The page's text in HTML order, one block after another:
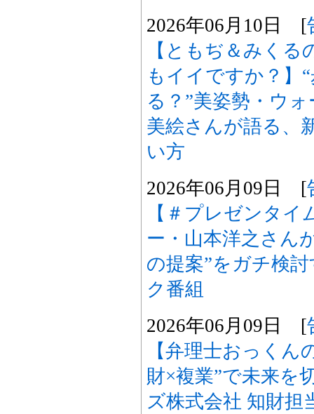
2026年06月10日 [
【ともぢ＆みく
もイイですか？】
る？”美姿勢・ウ
美絵さんが語る、
い方
2026年06月09日 [
【＃プレゼンタ
ー・山本洋之さん
の提案”をガチ検
ク番組
2026年06月09日 [
【弁理士おっくん
財×複業”で未来
ズ株式会社 知財担